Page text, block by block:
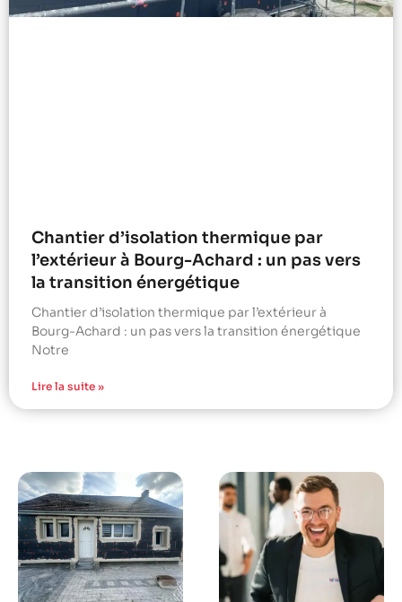
Chantier d’isolation thermique par
l’extérieur à Bourg-Achard : un pas vers
la transition énergétique
Chantier d’isolation thermique par l’extérieur à
Bourg-Achard : un pas vers la transition énergétique
Notre
Lire la suite »